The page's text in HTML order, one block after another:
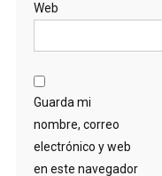
Web
Guarda mi
nombre, correo
electrónico y web
en este navegador